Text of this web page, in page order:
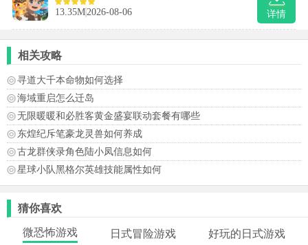
详情
13.35M2026-08-06
相关攻略
寻道大千本命物如何选择
海域重启怎么迁岛
无限暖暖和必胜客黄金盛宴联动套餐有哪些
东煌纪斥笔豪龙灵兽如何养成
古龙群侠录角色陆小凤信息如何
星球小队黑格尔英雄技能属性如何
猜你喜欢
微恐怖游戏 日式冒险游戏
好玩的日式游戏